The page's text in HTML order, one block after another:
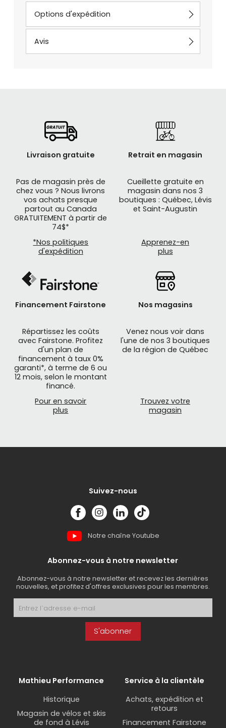
Options d'expédition
Avis
Livraison gratuite
Pas de magasin près de
chez vous ? Nous livrons
vos achats presque
partout au Canada
GRATUITEMENT à partir de
74$*
*Nos politiques
d'expédition
Retrait en magasin
Cueillette gratuite en
magasin dans nos 3
boutiques : Québec, Lévis
et Saint-Augustin
Apprenez-en
plus
Financement Fairstone
Répartissez les coûts
avec Fairstone. Profitez
d'un plan de
financement à taux 0%
garanti*, à terme de 6 ou
12 mois, selon le montant
financé.
Pour en savoir
plus
Nos magasins
Venez nous voir dans
l'une de nos 3 boutiques
de la région de Québec
Trouvez votre
magasin
Suivez-nous
Notre chaîne Youtube
Abonnez-vous à notre newsletter
Abonnez-vous à notre newsletter et recevez les dernières
nouvelles, et profitez d'offres exclusives pour les membres.
S'abonner
Mathieu Performance
Historique
Magasin de vélos et skis
de fond à Lévis
Service à la clientèle
Achats, expédition et
retours
Financement Fairstone